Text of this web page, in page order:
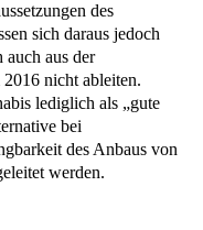
des
sich daraus jedoch
auch aus der
nicht ableiten.
lediglich als „gute
bei
des Anbaus von
werden.